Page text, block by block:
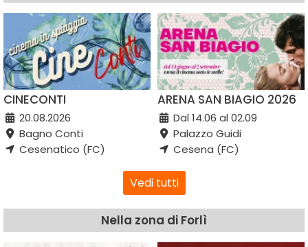
CINECONTI
20.08.2026
Bagno Conti
Cesenatico (FC)
ARENA SAN BIAGIO 2026
Dal 14.06 al 02.09
Palazzo Guidi
Cesena (FC)
Vedi tutti
Nella zona di Forlì